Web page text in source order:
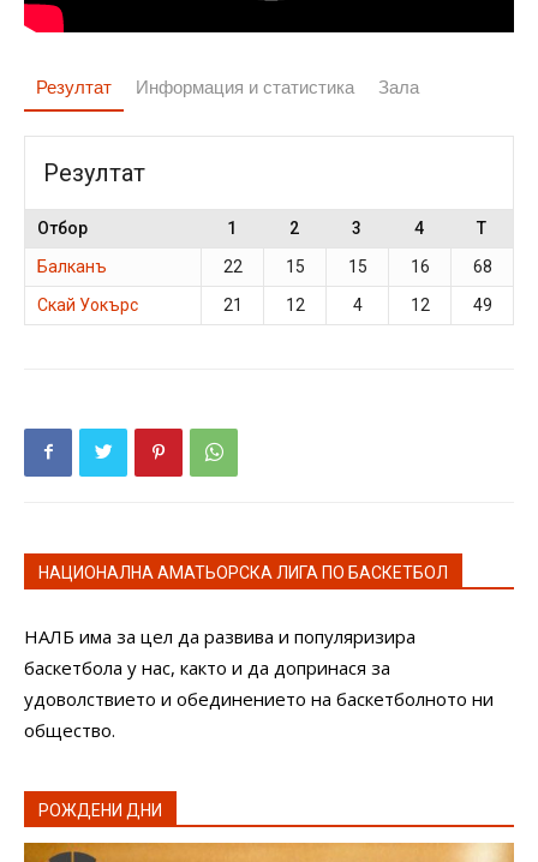
Резултат Информация и статистика Зала
Резултат
Отбор 1 2 3 4
T
Балканъ
22 15 15 16
68
Скай Уокърс
21 12 4 12 49
НАЦИОНАЛНА АМАТЬОРСКА ЛИГА ПО БАСКЕТБОЛ
НАЛБ има за цел да развива и популяризира
баскетбола у нас, както и да допринася за
удоволствието и обединението на баскетболното ни
общество.
РОЖДЕНИ ДНИ